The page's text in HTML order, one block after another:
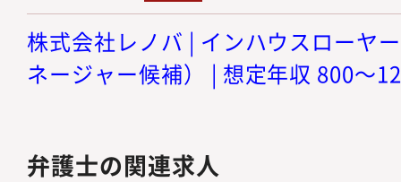
株式会社レノバ | インハウスローヤ
ネージャー候補） | 想定年収 800～
弁護士の関連求人